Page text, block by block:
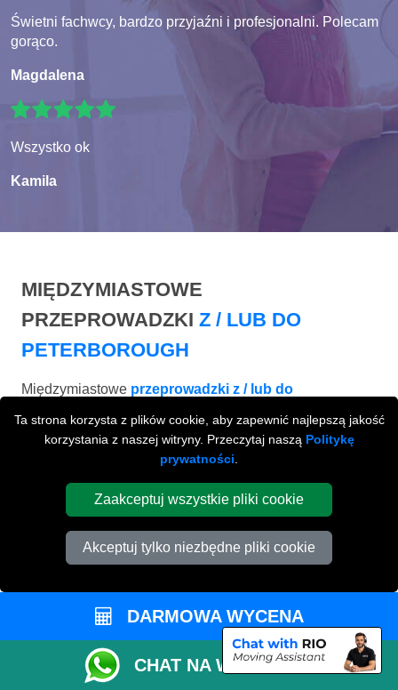
Ta strona korzysta z plików cookie, aby zapewnić najlepszą jakość
korzystania z naszej witryny. Przeczytaj naszą Politykę
prywatności
Zaakceptuj wszystkie pliki cookie
Akceptuj tylko niezbędne pliki cookie
Świetni fachwcy, bardzo przyjaźni i profesjonalni. Polecam
gorąco.
Magdalena
Wszystko ok
Kamila
MIĘDZYMIASTOWE
PRZEPROWADZKI Z / LUB DO
PETERBOROUGH
Międzymiastowe przeprowadzki z / lub do
BIRMINGHAM
DARMOWA WYCENA
CHAT NA WHATSAPP